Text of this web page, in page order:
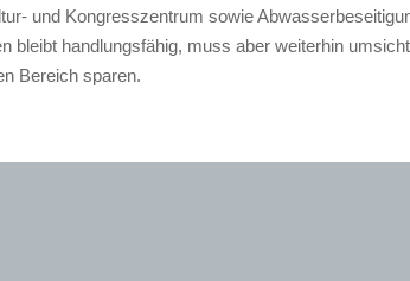
und Kongresszentrum sowie
bleibt handlungsfähig, muss aber weiterhin
Bereich sparen.